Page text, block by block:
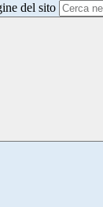
del sito